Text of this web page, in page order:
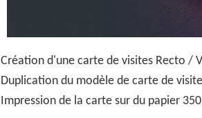
Création d'une carte de visites Recto /
Duplication du modèle de carte de
Impression de la carte sur du papier